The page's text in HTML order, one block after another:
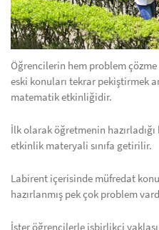
Öğrencilerin hem problem
eski konuları tekrar pekiştirmek
matematik etkinliğidir.
İlk olarak öğretmenin
etkinlik materyali sınıfa getirilir.
Labirent içerisinde müfredat
hazırlanmış pek çok problem
İster öğrencilerle işbirlikçi